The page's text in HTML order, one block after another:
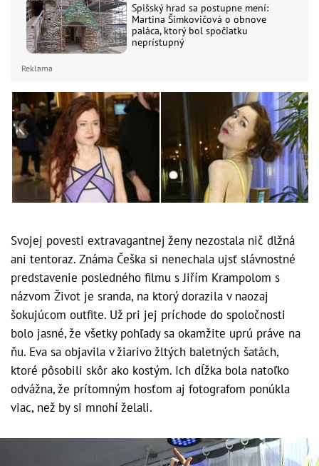
Spišský hrad sa postupne mení:
Martina Šimkovičová o obnove
paláca, ktorý bol spočiatku
neprístupný
Reklama
Svojej povesti extravagantnej ženy nezostala nič dlžná
ani tentoraz. Známa Češka si nenechala ujsť slávnostné
predstavenie posledného filmu s Jiřím Krampolom s
názvom Život je sranda, na ktorý dorazila v naozaj
šokujúcom outfite. Už pri jej príchode do spoločnosti
bolo jasné, že všetky pohľady sa okamžite uprú práve na
ňu. Eva sa objavila v žiarivo žltých baletných šatách,
ktoré pôsobili skôr ako kostým. Ich dĺžka bola natoľko
odvážna, že prítomným hosťom aj fotografom ponúkla
viac, než by si mnohí želali.